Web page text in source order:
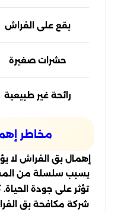
بقع على الفراش
حشرات صغيرة
رائحة غير طبيعية
مخاطر
إهمال بق الفراش لا
يسبب سلسلة من
تؤثر على جودة
شركة مكافحة بق